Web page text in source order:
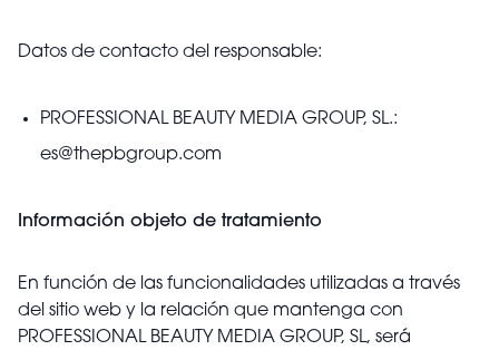
Datos de contacto del responsable:
PROFESSIONAL BEAUTY MEDIA GROUP, SL.:
es@thepbgroup.com
Información objeto de tratamiento
En función de las funcionalidades utilizadas a través
del sitio web y la relación que mantenga con
PROFESSIONAL BEAUTY MEDIA GROUP, SL, será